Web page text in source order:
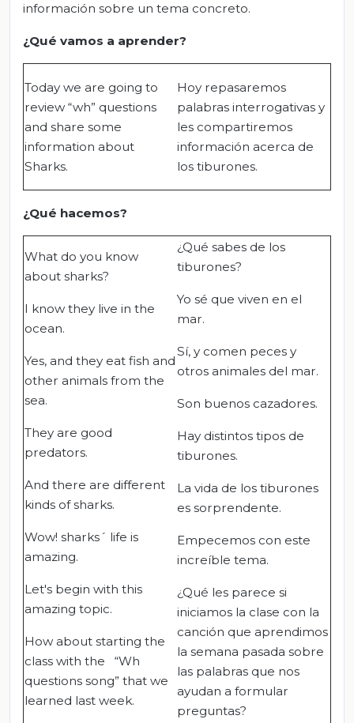
información sobre un tema concreto.
¿Qué vamos a aprender?
Today we are going to
review “wh” questions
and share some
information about
Sharks.
Hoy repasaremos
palabras interrogativas y
les compartiremos
información acerca de
los tiburones.
¿Qué hacemos?
What do you know
about sharks?
I know they live in the
ocean.
Yes, and they eat fish and
other animals from the
sea.
They are good
predators.
And there are different
kinds of sharks.
Wow! sharks´ life is
amazing.
Let's begin with this
amazing topic.
How about starting the
class with the “Wh
questions song” that we
learned last week.
¿Qué sabes de los
tiburones?
Yo sé que viven en el
mar.
Sí, y comen peces y
otros animales del mar.
Son buenos cazadores.
Hay distintos tipos de
tiburones.
La vida de los tiburones
es sorprendente.
Empecemos con este
increíble tema.
¿Qué les parece si
iniciamos la clase con la
canción que aprendimos
la semana pasada sobre
las palabras que nos
ayudan a formular
preguntas?